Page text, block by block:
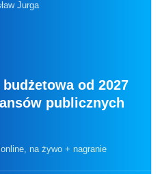
Jurga
od 2027
publicznych
online, na żywo + nagranie